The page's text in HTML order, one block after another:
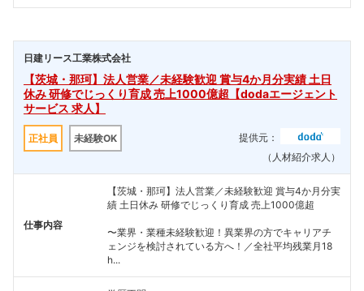
日建リース工業株式会社
【茨城・那珂】法人営業／未経験歓迎 賞与4か月分実績 土日
休み 研修でじっくり育成 売上1000億超【dodaエージェント
サービス 求人】
正社員 未経験OK
提供元：
（人材紹介求人）
仕事内容
【茨城・那珂】法人営業／未経験歓迎 賞与4か月分実
績 土日休み 研修でじっくり育成 売上1000億超
〜業界・業種未経験歓迎！異業界の方でキャリアチ
ェンジを検討されている方へ！／全社平均残業月18
h...